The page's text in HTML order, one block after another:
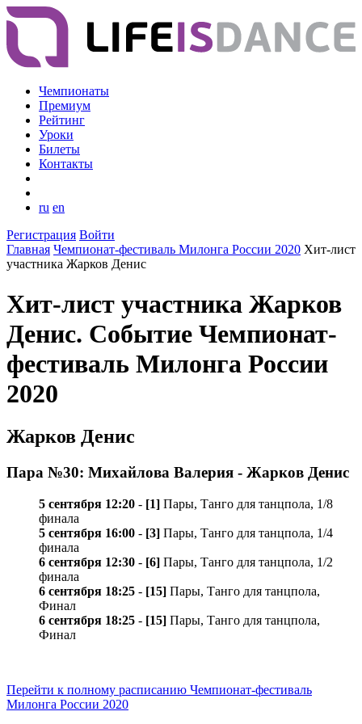
Чемпионаты
Премиум
Рейтинг
Уроки
Билеты
Контакты
ru en
Регистрация Войти
Главная Чемпионат-фестиваль Милонга России 2020 Хит-лист
участника Жарков Денис
Хит-лист участника Жарков
Денис. Событие Чемпионат-
фестиваль Милонга России
2020
Жарков Денис
Пара №30: Михайлова Валерия - Жарков Денис
5 сентября 12:20 - [1] Пары, Танго для танцпола, 1/8
финала
5 сентября 16:00 - [3] Пары, Танго для танцпола, 1/4
финала
6 сентября 12:30 - [6] Пары, Танго для танцпола, 1/2
финала
6 сентября 18:25 - [15] Пары, Танго для танцпола,
Финал
6 сентября 18:25 - [15] Пары, Танго для танцпола,
Финал
Перейти к полному расписанию Чемпионат-фестиваль
Милонга России 2020